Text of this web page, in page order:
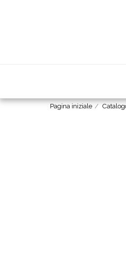
Pagina iniziale